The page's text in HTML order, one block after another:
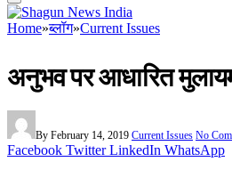
Home»ब्लॉग»Current Issues
अनुभव पर आधारित
By February 14, 2019 Current Issues No
Facebook Twitter LinkedIn WhatsApp